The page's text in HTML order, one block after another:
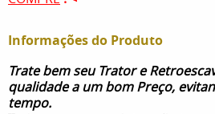
Informações do Produto
Trate bem seu Trator e
qualidade a um bom Preço,
tempo.